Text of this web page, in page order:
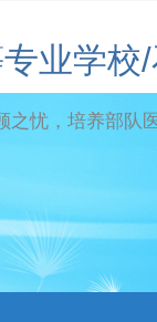
业学
忧，培养部队